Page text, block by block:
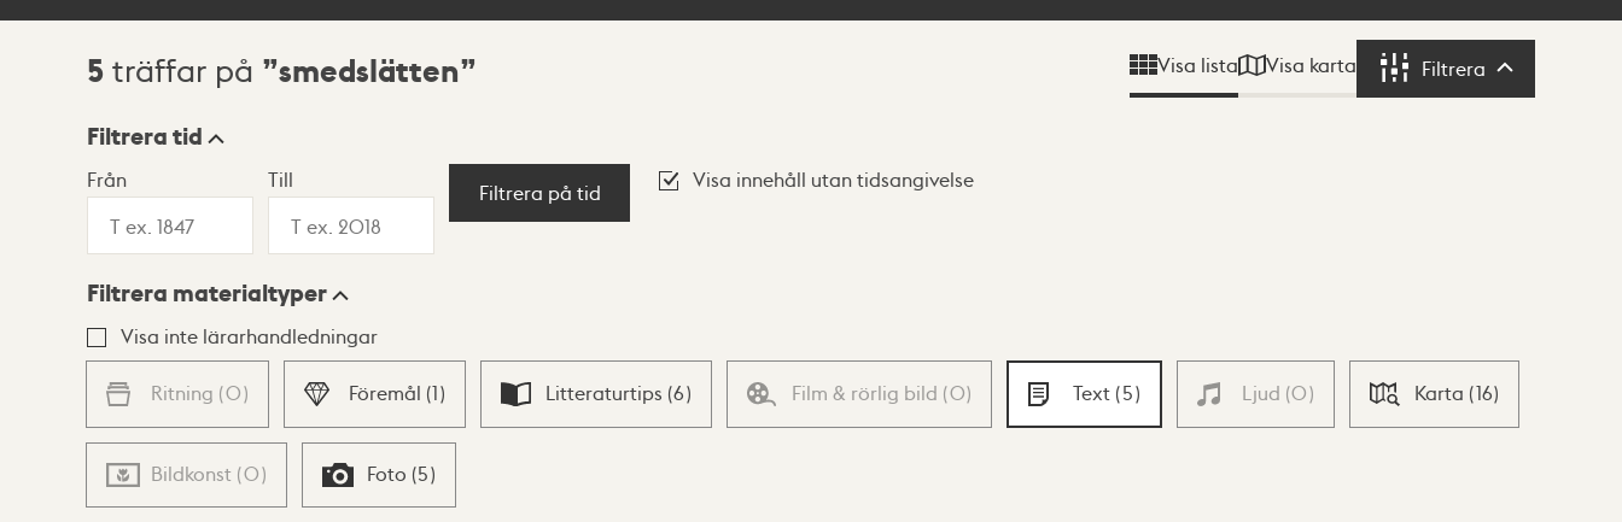
Sökresultat
5 träffar på smedslätten Visa lista Visa karta Filtrera Filtrera
Visningsläge
Lista Karta
Filtrera tid
Från Till
Filtrera på tid
Visa innehåll utan tidsangivelse
Filtrera materialtyper
Visa inte lärarhandledningar
Ritning (0) Föremål (1) Litteraturtips (6) Film & rörlig bild (0) Text (5) Ljud (0) Karta (16)
Bildkonst (0) Foto (5)